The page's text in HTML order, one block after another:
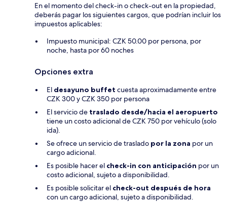
En el momento del check-in o check-out en la propiedad,
deberás pagar los siguientes cargos, que podrían incluir los
impuestos aplicables:
Impuesto municipal: CZK 50.00 por persona, por
noche, hasta por 60 noches
Opciones extra
El desayuno buffet cuesta aproximadamente entre
CZK 300 y CZK 350 por persona
El servicio de traslado desde/hacia el aeropuerto
tiene un costo adicional de CZK 750 por vehículo (solo
ida).
Se ofrece un servicio de traslado por la zona por un
cargo adicional.
Es posible hacer el check-in con anticipación por un
costo adicional, sujeto a disponibilidad.
Es posible solicitar el check-out después de hora
con un cargo adicional, sujeto a disponibilidad.